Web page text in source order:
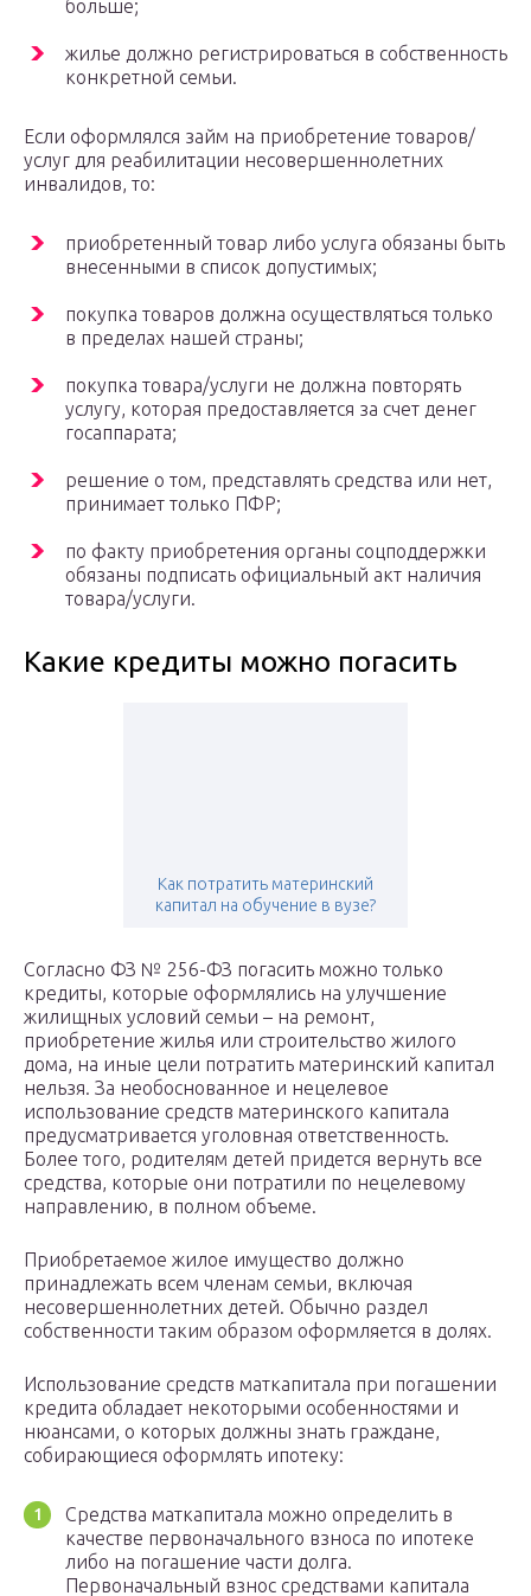
больше;
жилье должно регистрироваться в собственность
конкретной семьи.
Если оформлялся займ на приобретение товаров/
услуг для реабилитации несовершеннолетних
инвалидов, то:
приобретенный товар либо услуга обязаны быть
внесенными в список допустимых;
покупка товаров должна осуществляться только
в пределах нашей страны;
покупка товара/услуги не должна повторять
услугу, которая предоставляется за счет денег
госаппарата;
решение о том, представлять средства или нет,
принимает только ПФР;
по факту приобретения органы соцподдержки
обязаны подписать официальный акт наличия
товара/услуги.
Какие кредиты можно погасить
Как потратить материнский
капитал на обучение в вузе?
Согласно ФЗ № 256-ФЗ погасить можно только
кредиты, которые оформлялись на улучшение
жилищных условий семьи – на ремонт,
приобретение жилья или строительство жилого
дома, на иные цели потратить материнский капитал
нельзя. За необоснованное и нецелевое
использование средств материнского капитала
предусматривается уголовная ответственность.
Более того, родителям детей придется вернуть все
средства, которые они потратили по нецелевому
направлению, в полном объеме.
Приобретаемое жилое имущество должно
принадлежать всем членам семьи, включая
несовершеннолетних детей. Обычно раздел
собственности таким образом оформляется в долях.
Использование средств маткапитала при погашении
кредита обладает некоторыми особенностями и
нюансами, о которых должны знать граждане,
собирающиеся оформлять ипотеку:
Средства маткапитала можно определить в
качестве первоначального взноса по ипотеке
либо на погашение части долга.
Первоначальный взнос средствами капитала